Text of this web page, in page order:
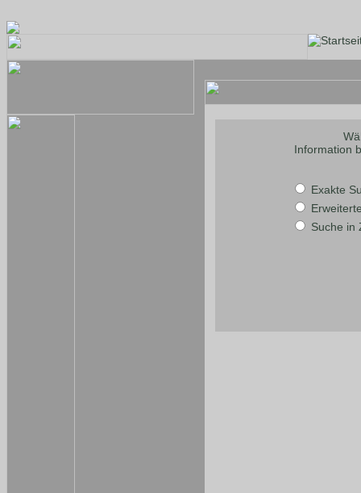
Information
Exakte
Suche in